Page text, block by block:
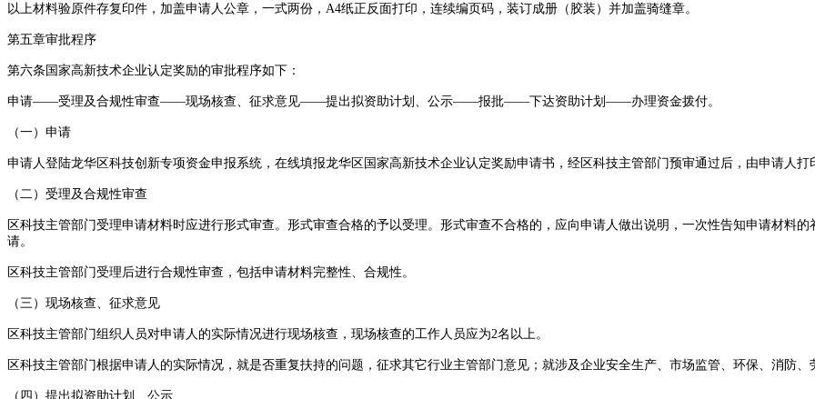
以上材料验原件存复印件，加盖申请人公章，一式两份，A4纸正反面打印，连续编页码，装订成册（胶装）并加盖骑缝章。
第五章审批程序
第六条国家高新技术企业认定奖励的审批程序如下：
申请——受理及合规性审查——现场核查、征求意见——提出拟资助计划、公示——报批——下达资助计划——办理资金拨付。
（一）申请
申请人登陆龙华区科技创新专项资金申报系统，在线填报龙华区国家高新技术企业认定奖励申请书，经区科技主管部门预审通过后，由申请人
（二）受理及合规性审查
区科技主管部门受理申请材料时应进行形式审查。形式审查合格的予以受理。形式审查不合格的，应向申请人做出说明，一次性告知申请材料
请。
区科技主管部门受理后进行合规性审查，包括申请材料完整性、合规性。
（三）现场核查、征求意见
区科技主管部门组织人员对申请人的实际情况进行现场核查，现场核查的工作人员应为2名以上。
区科技主管部门根据申请人的实际情况，就是否重复扶持的问题，征求其它行业主管部门意见；就涉及企业安全生产、市场监管、环保、消防
（四）提出拟资助计划、公示